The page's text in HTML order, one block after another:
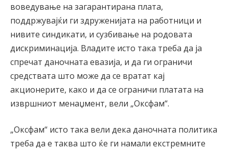
воведување на загарантирана плата,
поддржувајќи ги здруженијата на работници и
нивите синдикати, и сузбивање на родовата
дискриминација. Владите исто така треба да ја
спречат даночната евазија, и да ги ограничи
средствата што може да се вратат кај
акционерите, како и да се ограничи платата на
извршниот менаџмент, вели „Оксфам“.
„Оксфам“ исто така вели дека даночната политика
треба да е таква што ќе ги намали екстремните